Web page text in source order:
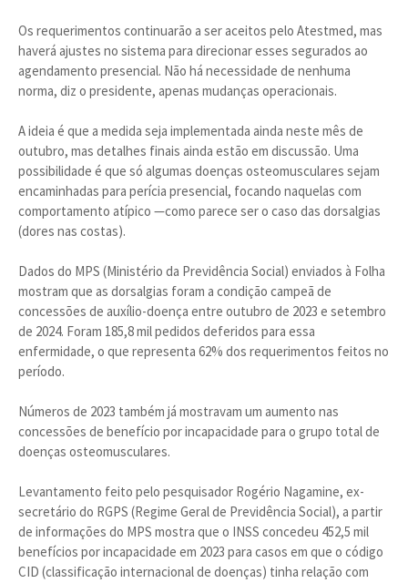
Os requerimentos continuarão a ser aceitos pelo Atestmed, mas
haverá ajustes no sistema para direcionar esses segurados ao
agendamento presencial. Não há necessidade de nenhuma
norma, diz o presidente, apenas mudanças operacionais.
A ideia é que a medida seja implementada ainda neste mês de
outubro, mas detalhes finais ainda estão em discussão. Uma
possibilidade é que só algumas doenças osteomusculares sejam
encaminhadas para perícia presencial, focando naquelas com
comportamento atípico —como parece ser o caso das dorsalgias
(dores nas costas).
Dados do MPS (Ministério da Previdência Social) enviados à Folha
mostram que as dorsalgias foram a condição campeã de
concessões de auxílio-doença entre outubro de 2023 e setembro
de 2024. Foram 185,8 mil pedidos deferidos para essa
enfermidade, o que representa 62% dos requerimentos feitos no
período.
Números de 2023 também já mostravam um aumento nas
concessões de benefício por incapacidade para o grupo total de
doenças osteomusculares.
Levantamento feito pelo pesquisador Rogério Nagamine, ex-
secretário do RGPS (Regime Geral de Previdência Social), a partir
de informações do MPS mostra que o INSS concedeu 452,5 mil
benefícios por incapacidade em 2023 para casos em que o código
CID (classificação internacional de doenças) tinha relação com